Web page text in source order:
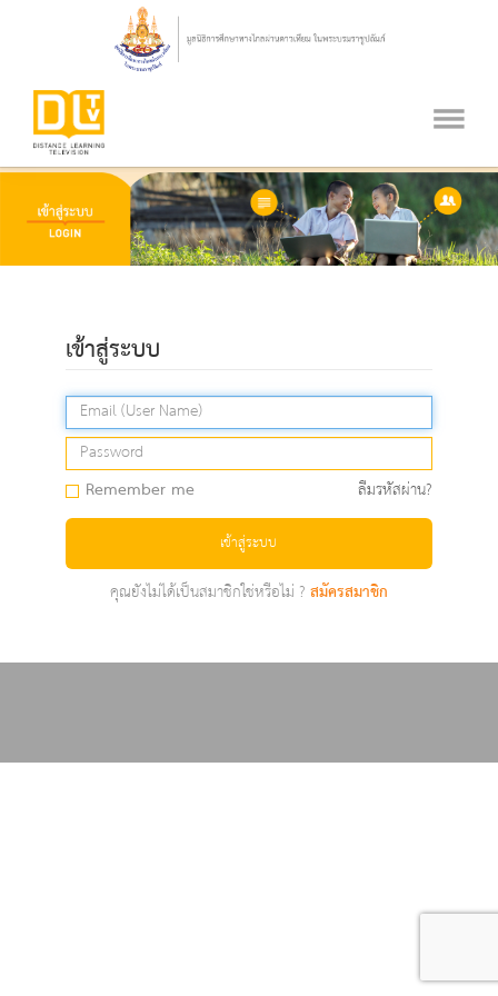
เข้าสู่ระบบ
Remember me ลืมรหัสผ่าน?
เข้าสู่ระบบ
คุณยังไม่ได้เป็นสมาชิกใช่หรือไม่ ?สมัครสมาชิก